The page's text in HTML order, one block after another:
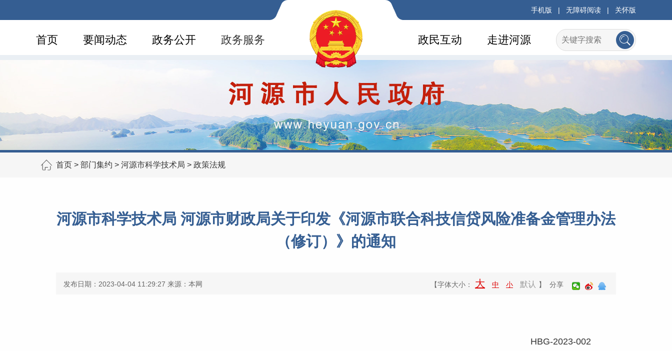
手机版 | 无障碍阅读 | 关怀版
首页 要闻动态 政务公开 政务服务 走进河源
政民互动
首页 > 部门集约 > 河源市科学技术局 > 政策法规
河源市科学技术局 河源市财政局关于印发《河源市联合科技信贷风险准备金管理办法
（修订）》的通知
发布日期：2023-04-04 11:29:27 来源：本网 【字体大小： 大 中 小 默认 】 分享
HBG-2023-002